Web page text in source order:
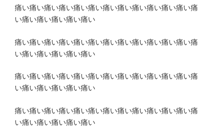
痛い痛い痛い痛い痛い痛い痛い痛い痛い痛い痛い痛い痛
い痛い痛い痛い痛い痛い
痛い痛い痛い痛い痛い痛い痛い痛い痛い痛い痛い痛い痛
い痛い痛い痛い痛い痛い
痛い痛い痛い痛い痛い痛い痛い痛い痛い痛い痛い痛い痛
い痛い痛い痛い痛い痛い
痛い痛い痛い痛い痛い痛い痛い痛い痛い痛い痛い痛い痛
い痛い痛い痛い痛い痛い